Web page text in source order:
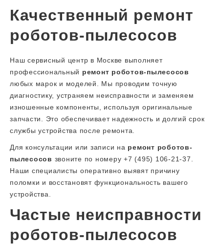
Качественный ремонт
роботов-пылесосов
Наш сервисный центр в Москве выполняет
профессиональный ремонт роботов-пылесосов
любых марок и моделей. Мы проводим точную
диагностику, устраняем неисправности и заменяем
изношенные компоненты, используя оригинальные
запчасти. Это обеспечивает надежность и долгий срок
службы устройства после ремонта.
Для консультации или записи на ремонт роботов-
пылесосов звоните по номеру +7 (495) 106-21-37.
Наши специалисты оперативно выявят причину
поломки и восстановят функциональность вашего
устройства.
Частые неисправности
роботов-пылесосов